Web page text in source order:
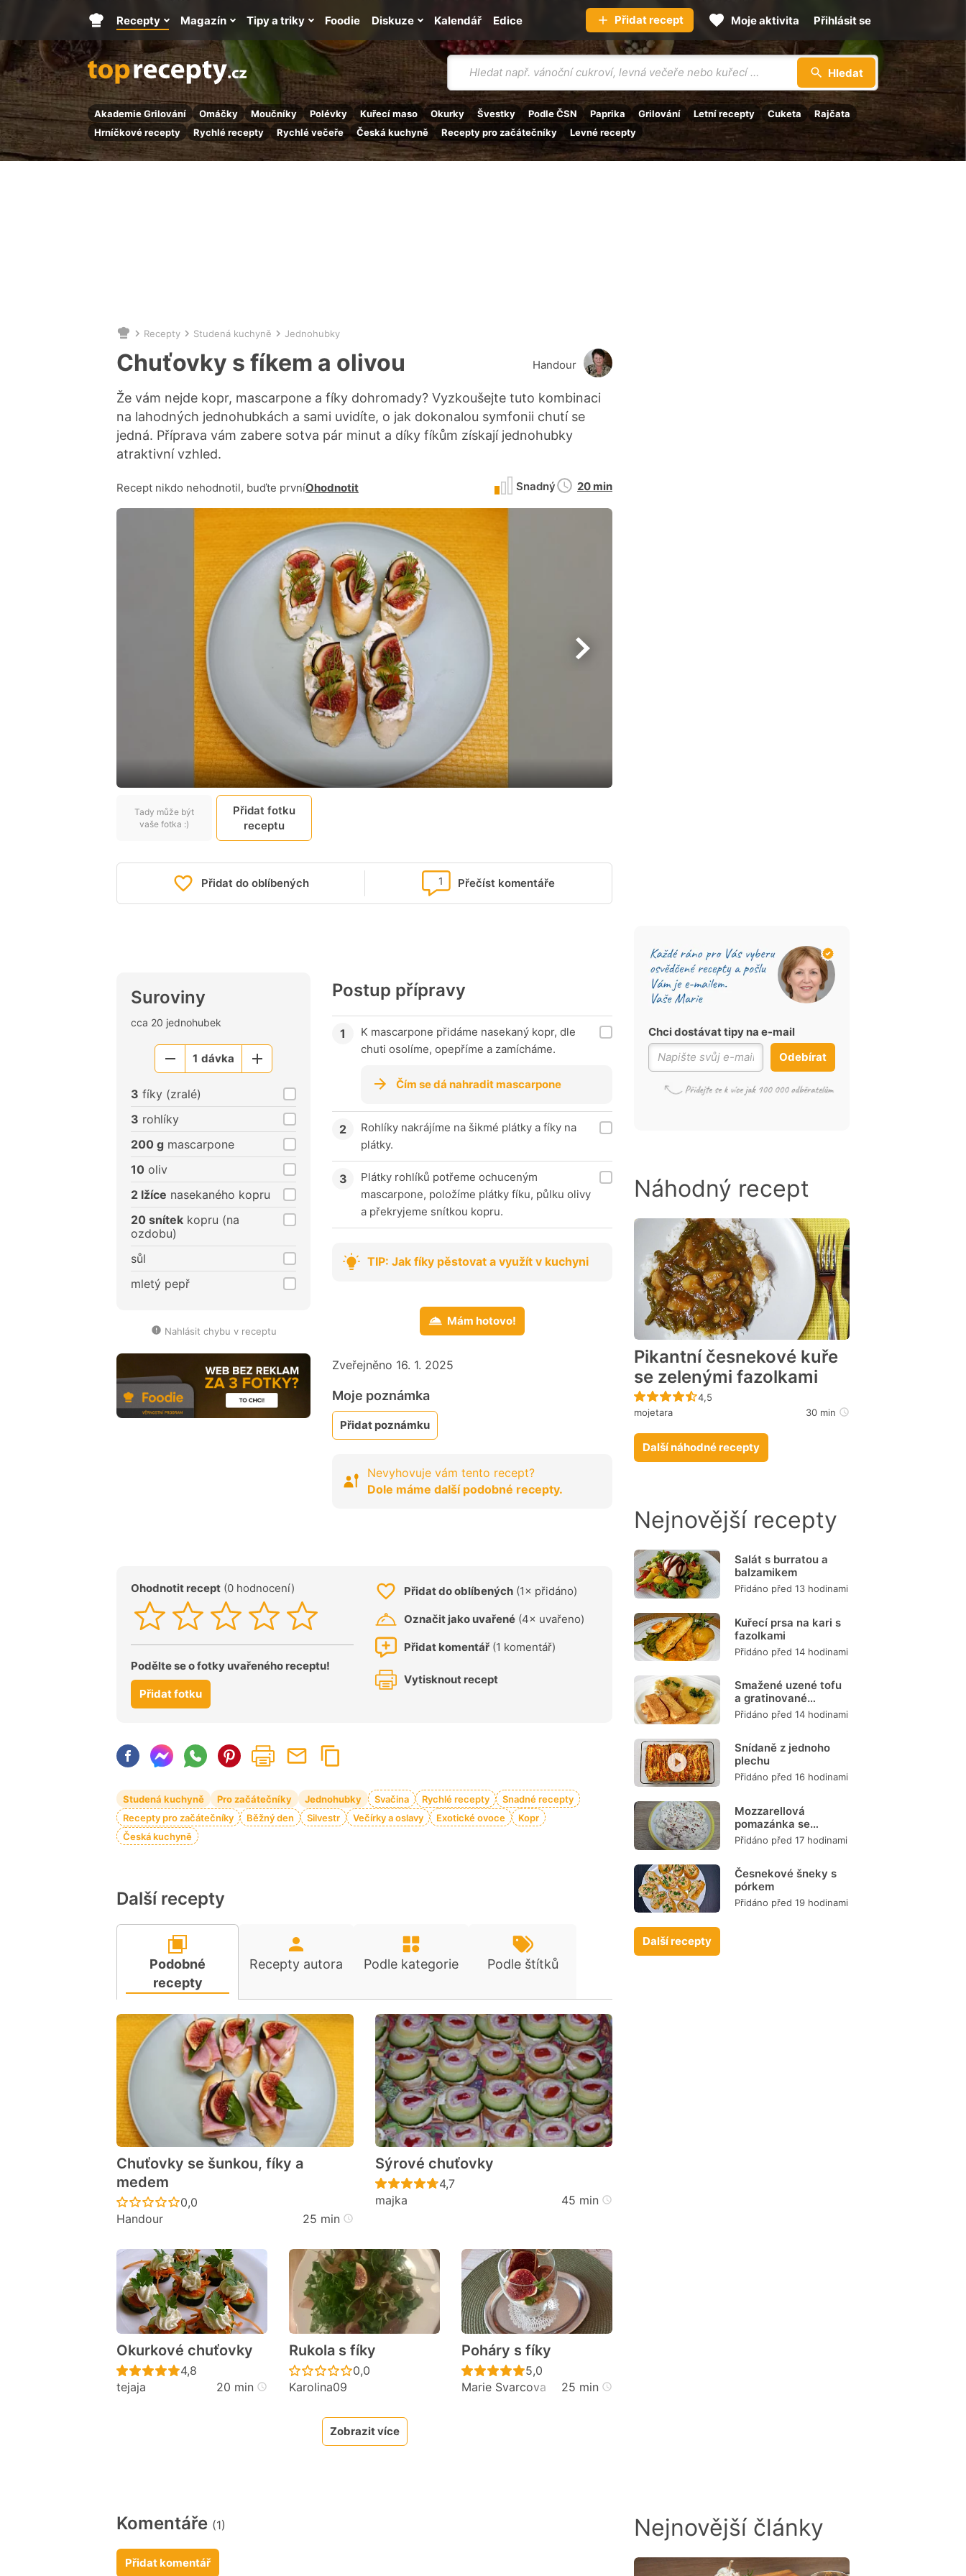
Vyhledávání
Hledat
Akademie Grilování Omáčky Moučníky Polévky Kuřecí maso Okurky Švestky Podle ČSN Paprika Grilování Letní recepty Cuketa
Rajčata
Hrníčkové recepty
Rychlé recepty Rychlé večeře Česká kuchyně Recepty pro začátečníky Levné recepty
Hlavní
stránka
Recepty Magazín Tipy a triky Kalendář
Foodie Diskuze Edice Přidat recept Moje aktivita Přihlásit se
Nacházíte
se
zde:
Recepty Studená kuchyně Jednohubky
Chuťovky s fíkem a olivou
Že vám nejde kopr, mascarpone a fíky dohromady? Vyzkoušejte tuto kombinaci
na lahodných jednohubkách a sami uvidíte, o jak dokonalou symfonii chutí se
jedná. Příprava vám zabere sotva pár minut a díky fíkům získají jednohubky
atraktivní vzhled.
Recept nikdo nehodnotil, buďte prvníOhodnotit
Handour
Snadný
Doba
20 min
Tady může být
vaše fotka :)
Přidat fotku
receptu
Přidat do oblíbených Přečíst komentáře
1
Suroviny
cca 20 jednohubek
Menší
1 dávka
Větší
3 fíky (zralé)
3 rohlíky
200 g mascarpone
10 oliv
2 lžíce nasekaného kopru
20 snítek kopru (na
ozdobu)
sůl
mletý pepř
Nahlásit chybu v receptu
Postup přípravy
K mascarpone přidáme nasekaný kopr, dle
chuti osolíme, opepříme a zamícháme.
Čím se dá nahradit mascarpone
Rohlíky nakrájíme na šikmé plátky a fíky na
plátky.
Plátky rohlíků potřeme ochuceným
mascarpone, položíme plátky fíku, půlku olivy
a překryjeme snítkou kopru.
TIP: Jak fíky pěstovat a využít v kuchyni
Mám hotovo!
Zveřejněno 16. 1. 2025
Moje poznámka
Přidat poznámku
Nevyhovuje vám tento recept?
Dole máme další podobné recepty.
Ohodnotit recept (0 hodnocení)
Podělte se o fotky uvařeného receptu!
Přidat fotku
Přidat do oblíbených (1× přidáno)
Označit jako uvařené (4× uvařeno)
Přidat komentář (1 komentář)
Vytisknout recept
Studená kuchyně Pro začátečníky Jednohubky Svačina Rychlé recepty
Snadné recepty
Recepty pro začátečníky
Běžný den Silvestr Večírky a oslavy Exotické ovoce
Kopr
Česká kuchyně
Další recepty
Podobné
recepty
Recepty autora Podle kategorie Podle štítků
Chuťovky se šunkou, fíky a
medem
Recept ještě nebyl hodnocen
0,0
Handour
25 min
Sýrové chuťovky
Recept ještě nebyl hodnocen
4,7
majka
45 min
Okurkové chuťovky
Recept ještě nebyl hodnocen
4,8
tejaja
20 min
Rukola s fíky
Recept ještě nebyl hodnocen
0,0
Karolina09
Poháry s fíky
Recept ještě nebyl hodnocen
5,0
Marie Svarcova
25 min
Zobrazit více
Chci dostávat tipy na e-mail
Odebírat
Náhodný recept
Pikantní česnekové kuře
se zelenými fazolkami
Recept ještě nebyl hodnocen
4,5
mojetara
30 min
Další náhodné recepty
Nejnovější recepty
Salát s burratou a
balzamikem
Přidáno před 13 hodinami
Kuřecí prsa na kari s
fazolkami
Přidáno před 14 hodinami
Smažené uzené tofu
a gratinované
brambory
Přidáno před 14 hodinami
Snídaně z jednoho
plechu
Přidáno před 16 hodinami
Mozzarellová
pomazánka se
šunkou
Přidáno před 17 hodinami
Česnekové šneky s
pórkem
Přidáno před 19 hodinami
Další recepty
Komentáře (1)
Přidat komentář
Nejnovější články